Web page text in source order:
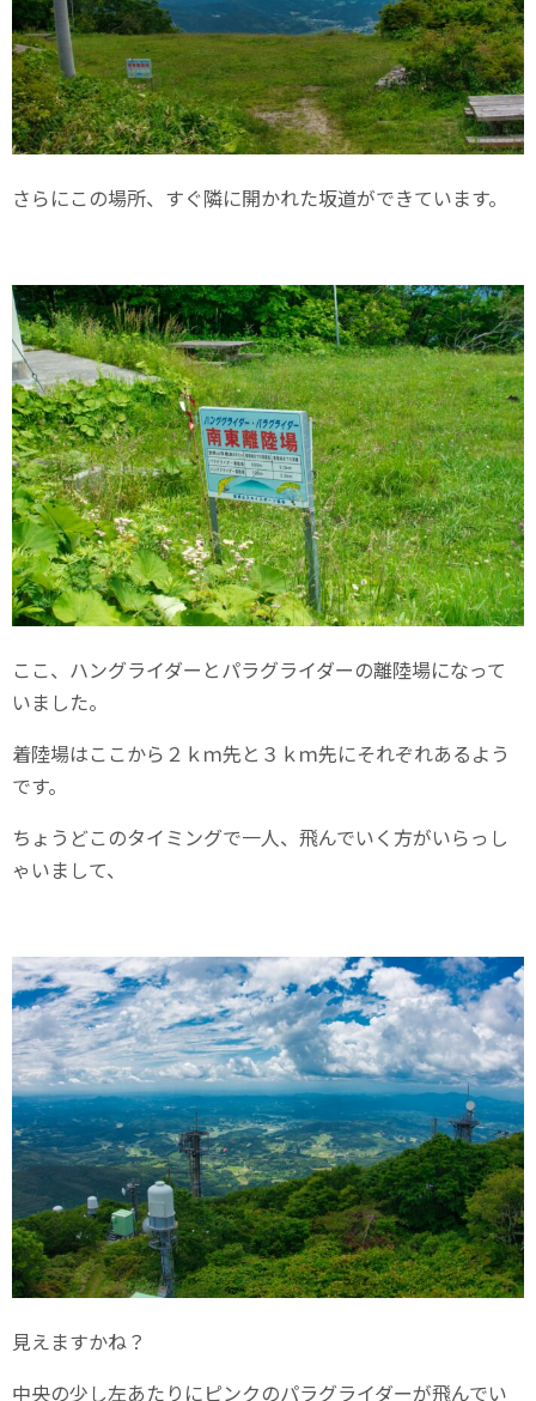
さらにこの場所、すぐ隣に開かれた坂道ができています。
ここ、ハングライダーとパラグライダーの離陸場になって
いました。
着陸場はここから２ｋｍ先と３ｋｍ先にそれぞれあるよう
です。
ちょうどこのタイミングで一人、飛んでいく方がいらっし
ゃいまして、
見えますかね？
中央の少し左あたりにピンクのパラグライダーが飛んでい